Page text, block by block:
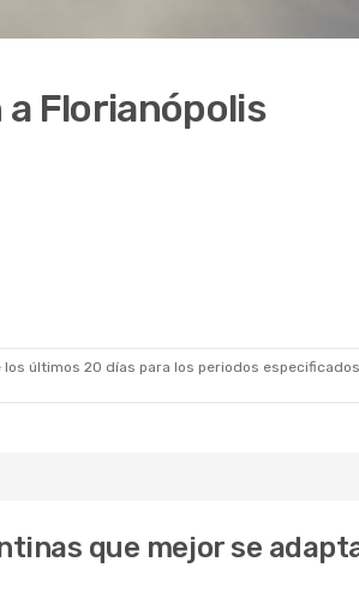
Florianópolis
últimos 20 días para los periodos
que mejor se